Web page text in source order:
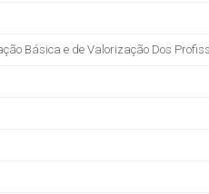
Básica e de Valorização Dos